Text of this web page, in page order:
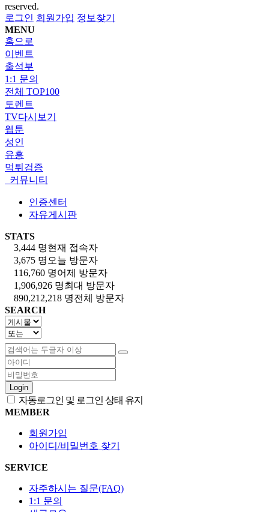
reserved.
로그인 회원가입 정보찾기
MENU
홈으로
이벤트
출석부
1:1 문의
전체 TOP100
토렌트
TV다시보기
웹툰
성인
유흥
먹튀검증
커뮤니티
인증센터
자유게시판
STATS
3,444 명현재 접속자
3,675 명 오늘 방문자
116,760 명어제 방문자
1,906,926 명최대 방문자
890,212,218 명전체 방문자
SEARCH
Login
자동로그인 및 로그인 상태 유지
MEMBER
회원가입
아이디/비밀번호 찾기
SERVICE
자주하시는 질문(FAQ)
1:1 문의